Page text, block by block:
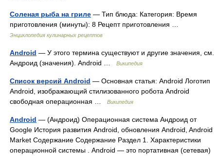
Соленая рыба на гриле — Тип блюда: Категория: Время
приготовления (минуты): 8 Рецепт приготовления …
Энциклопедия кулинарных рецептов
Android — У этого термина существуют и другие значения, см.
Андроид (значения). Android …
Википедия
Список версий Android — Основная статья: Android Логотип
Android, изображающий стилизованного робота Android
свободная операционная …
Википедия
Android — (Андроид) Операционная система Андроид от
Google История развития Android, обновления Android, Android
Market Содержание Содержание Раздел 1. Характеристики
операционной системы . Android — это портативная (сетевая)